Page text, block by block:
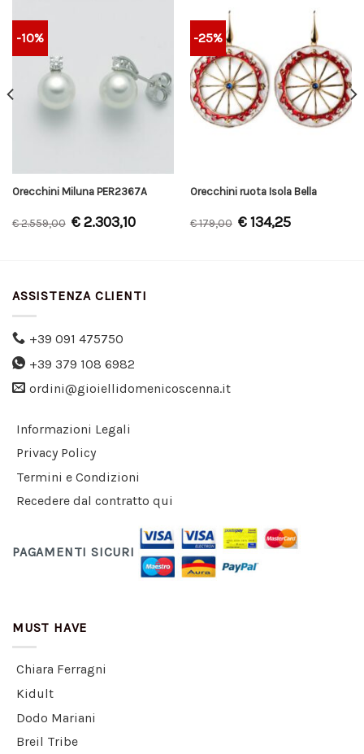
-10%
Orecchini Miluna PER2367A
€2.559,00 €2.303,10
-25%
Orecchini ruota Isola Bella
€179,00 €134,25
ASSISTENZA CLIENTI
+39 091 475750
+39 379 108 6982
ordini@gioiellidomenicoscenna.it
Informazioni Legali
Privacy Policy
Termini e Condizioni
Recedere dal contratto qui
PAGAMENTI SICURI
MUST HAVE
Chiara Ferragni
Kidult
Dodo Mariani
Breil Tribe